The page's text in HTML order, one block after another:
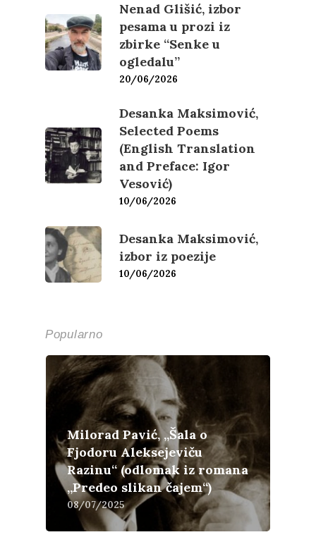
Nenad Glišić, izbor
pesama u prozi iz
zbirke “Senke u
ogledalu”
20/06/2026
Desanka Maksimović,
Selected Poems
(English Translation
and Preface: Igor
Vesović)
10/06/2026
Desanka Maksimović,
izbor iz poezije
10/06/2026
Popularno
Milorad Pavić, „Šala o
Fjodoru Aleksejeviču
Razinu“ (odlomak iz romana
„Predeo slikan čajem“)
08/07/2025
Književnost
Poezija
Proza
Teorija
Kritika
Umetnost